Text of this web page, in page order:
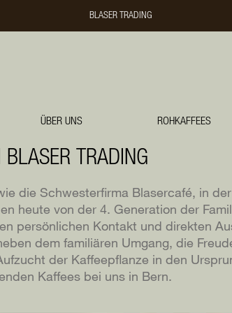
BLASER TRADING
ÜBER UNS
PHILOSOPHIE
TEAM
KARRIERE
ROHKAFFEES
TRADING
die Schwesterfirma Blasercafé, in
heute von der 4. Generation der
persönlichen Kontakt und direkten
dem familiären Umgang, die
der Kaffeepflanze in den
Kaffees bei uns in Bern.